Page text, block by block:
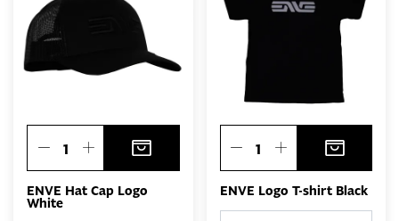
ENVE Hat Cap Logo
White
ENVE Logo T-shirt Black